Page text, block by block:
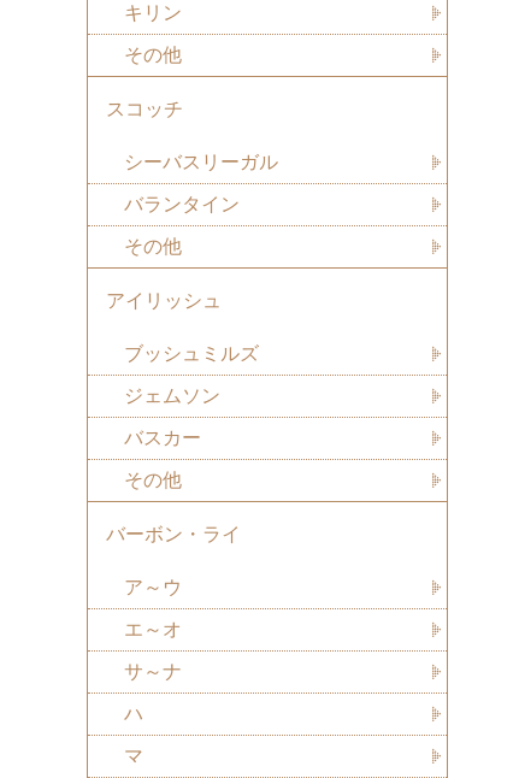
キリン
その他
スコッチ
シーバスリーガル
バランタイン
その他
アイリッシュ
ブッシュミルズ
ジェムソン
バスカー
その他
バーボン・ライ
ア～ウ
エ～オ
サ～ナ
ハ
マ